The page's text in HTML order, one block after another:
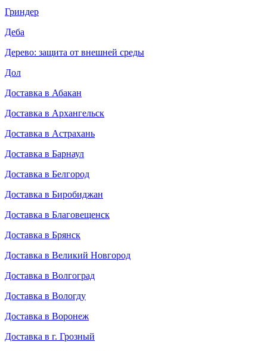
Гриндер
Деба
Дерево: защита от внешней среды
Дол
Доставка в Абакан
Доставка в Архангельск
Доставка в Астрахань
Доставка в Барнаул
Доставка в Белгород
Доставка в Биробиджан
Доставка в Благовещенск
Доставка в Брянск
Доставка в Великий Новгород
Доставка в Волгоград
Доставка в Вологду
Доставка в Воронеж
Доставка в г. Грозный